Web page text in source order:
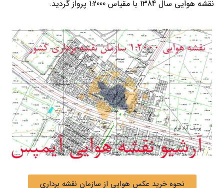
نقشه هوایی سال 1384 با مقیاس 1:2000 پرواز گردید.
نحوه خرید عکس هوایی از سازمان نقشه برداری